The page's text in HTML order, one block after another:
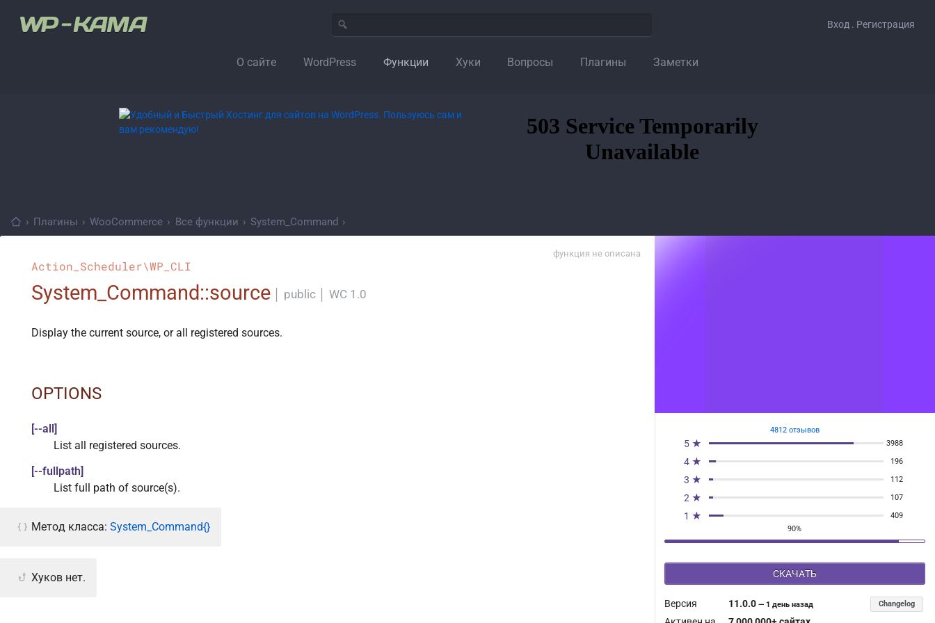
Вход . Регистрация
О сайте WordPress Функции Хуки Вопросы Плагины Заметки
› Плагины › WooCommerce › Все функции › System_Command ›
функция не описана
Action_Scheduler\WP_CLI
System_Command::source public WC 1.0
Display the current source, or all registered sources.
OPTIONS
[--all]
List all registered sources.
[--fullpath]
List full path of source(s).
Метод класса: System_Command{}
Хуков нет.
4812 отзывов
5 ★ 3988
4 ★ 196
3 ★ 112
2 ★ 107
1 ★
409
90%
СКАЧАТЬ
Версия 11.0.0— 1 день назад Changelog